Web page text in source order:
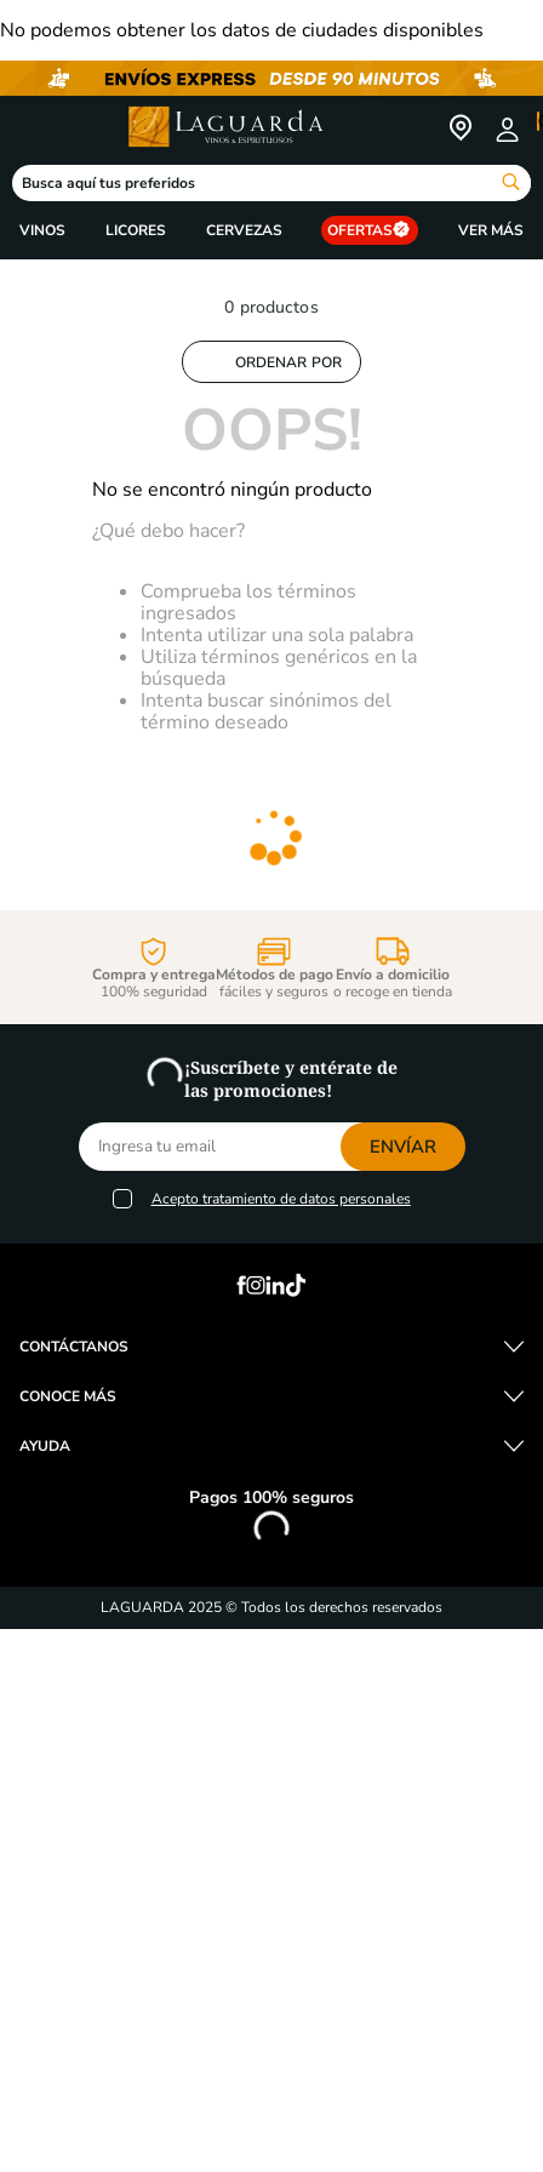
No podemos obtener los datos de ciudades disponibles
Busca aquí tus preferidos
VINOS LICORES CERVEZAS OFERTAS
0 productos
ORDENAR POR
OOPS!
No se encontró ningún producto
¿Qué debo hacer?
Comprueba los términos
ingresados
Intenta utilizar una sola palabra
Utiliza términos genéricos en la
búsqueda
Intenta buscar sinónimos del
término deseado
Compra y entrega
100% seguridad
Métodos de pago
fáciles y seguros
Envío a domicilio
o recoge en tienda
¡Suscríbete y entérate de
las promociones!
ENVÍAR
Acepto tratamiento de datos personales
CONTÁCTANOS
CONOCE MÁS
AYUDA
Pagos 100% seguros
LAGUARDA 2025 © Todos los derechos reservados